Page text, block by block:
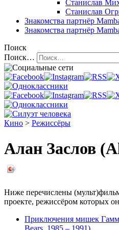
Станислав
Станислав
Знакомства партнёр
Знакомства партнёр
Поиск
Поиск…
Кино > Режиссёры
Алан Заслов
Ниже перечислены
проекте, режиссёром которых
Приключения мишек